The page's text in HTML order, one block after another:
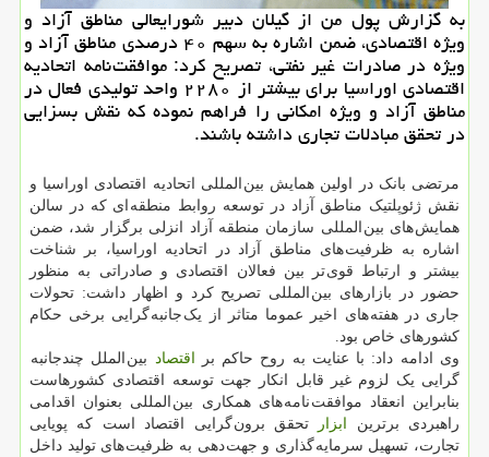
به گزارش پول من از گیلان دبیر شورایعالی مناطق آزاد و
ویژه اقتصادی، ضمن اشاره به سهم ۴۰ درصدی مناطق آزاد و
ویژه در صادرات غیر نفتی، تصریح كرد: موافقت نامه اتحادیه
اقتصادی اوراسیا برای بیشتر از ۲۲۸۰ واحد تولیدی فعال در
مناطق آزاد و ویژه امكانی را فراهم نموده كه نقش بسزایی
در تحقق مبادلات تجاری داشته باشند.
مرتضی بانک در اولین همایش بین المللی اتحادیه اقتصادی اوراسیا و
نقش ژئوپلتیک مناطق آزاد در توسعه روابط منطقه ای که در سالن
همایش های بین المللی سازمان منطقه آزاد انزلی برگزار شد، ضمن
اشاره به ظرفیت های مناطق آزاد در اتحادیه اوراسیا، بر شناخت
بیشتر و ارتباط قوی تر بین فعالان اقتصادی و صادراتی به منظور
حضور در بازارهای بین المللی تصریح کرد و اظهار داشت: تحولات
جاری در هفته های اخیر عموما متاثر از یک جانبه گرایی برخی حکام
کشورهای خاص بود.
وی ادامه داد: با عنایت به روح حاکم بر اقتصاد
بین الملل چندجانبه
گرایی یک لزوم غیر قابل انکار جهت توسعه اقتصادی کشورهاست
بنابراین انعقاد موافقت نامه های همکاری بین المللی بعنوان اقدامی
راهبردی برترین ابزار
تحقق برون گرایی اقتصاد است که پویایی
تجارت، تسهیل سرمایه گذاری و جهت دهی به ظرفیت های تولید داخل